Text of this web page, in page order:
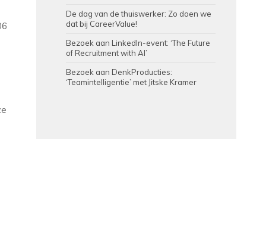
De dag van de thuiswerker: Zo doen we
dat bij CareerValue!
Bezoek aan LinkedIn-event: ‘The Future
of Recruitment with AI’
Bezoek aan DenkProducties:
‘Teamintelligentie’ met Jitske Kramer